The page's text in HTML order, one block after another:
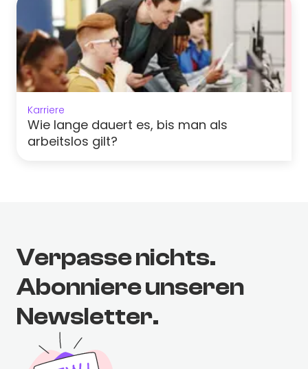
Karriere
Wie lange dauert es, bis man als
arbeitslos gilt?
Verpasse nichts.
Abonniere unseren
Newsletter.